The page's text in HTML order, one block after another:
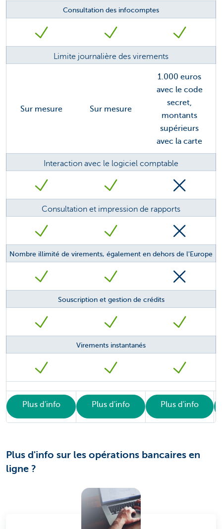
Sur mesure Sur mesure
1.000 euros
avec le code
secret,
montants
supérieurs
avec la carte
Plus d'info Plus d'info Plus d'info
Consultation des infocomptes
Limite journalière des virements
Interaction avec le logiciel comptable
Consultation et impression de rapports
Nombre illimité de virements, également en dehors de l'Europe
Souscription et gestion de crédits
Virements instantanés
Plus d'info sur les opérations bancaires en
ligne ?